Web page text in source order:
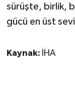
sürüşte, birlik,
gücü en üst
Kaynak: İHA